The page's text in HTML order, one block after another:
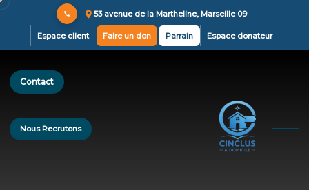
53 avenue de la Martheline, Marseille 09
Espace client Faire un don Parrain Espace donateur
Contact
Nous Recrutons